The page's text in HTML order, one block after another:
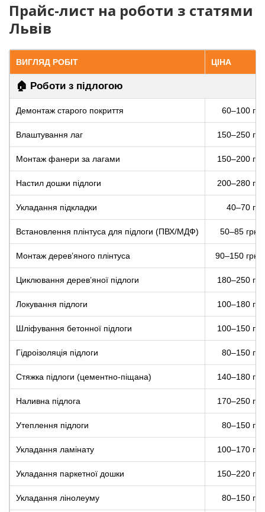
Прайс-лист на роботи з статями
Львів
ВИГЛЯД РОБІТ ЦІНА
🏠 Роботи з підлогою
Демонтаж старого покриття 60–100
Влаштування лаг 150–250
Монтаж фанери за лагами 150–200
Настил дошки підлоги 200–280
Укладання підкладки 40–70
Встановлення плінтуса для підлоги (ПВХ/МДФ) 50–85 грн/
Монтаж дерев’яного плінтуса 90–150 грн/
Циклювання дерев’яної підлоги 180–250
Локування підлоги 100–180
Шліфування бетонної підлоги 100–150
Гідроізоляція підлоги 80–150
Стяжка підлоги (цементно-піщана) 140–180
Наливна підлога 170–250
Утеплення підлоги 80–150
Укладання ламінату 100–170
Укладання паркетної дошки 150–220
Укладання лінолеуму 80–150